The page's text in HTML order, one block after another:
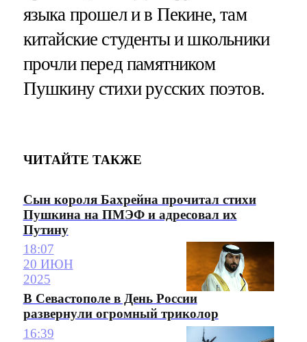
языка прошел и в Пекине, там
китайские студенты и школьники
прочли перед памятником
Пушкину стихи русских поэтов.
ЧИТАЙТЕ ТАКЖЕ
Сын короля Бахрейна прочитал стихи
Пушкина на ПМЭФ и адресовал их
Путину
18:07
20 ИЮН
2025
В Севастополе в День России
развернули огромный триколор
16:39